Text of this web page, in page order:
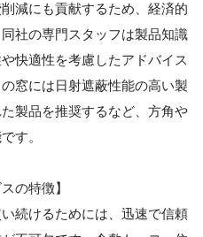
減にも貢献するため、経済的
社の専門スタッフは製品知識
快適性を考慮したアドバイス
窓には日射遮蔽性能の高い製
製品を推奨するなど、方角や
す。
の特徴】
続けるためには、迅速で信頼